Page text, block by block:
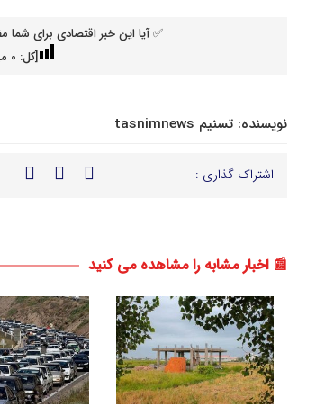
✅ آیا این خبر اقتصادی برای شما
[کل: 0
نویسنده: تسنیم tasnimnews
اشتراک گذاری :
📰 اخبار مشابه را مشاهده می کنید